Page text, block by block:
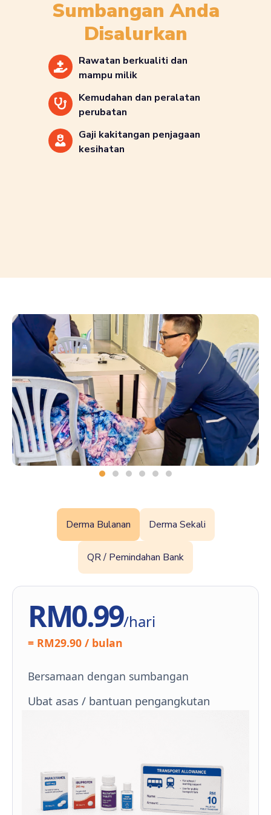
Sumbangan Anda
Disalurkan
Rawatan berkualiti dan
mampu milik
Kemudahan dan peralatan
perubatan
Gaji kakitangan penjagaan
kesihatan
Derma Bulanan Derma Sekali
QR / Pemindahan Bank
RM0.99/hari
= RM29.90 / bulan
Bersamaan dengan sumbangan
Ubat asas / bantuan pengangkutan